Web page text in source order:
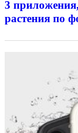
3
растения по